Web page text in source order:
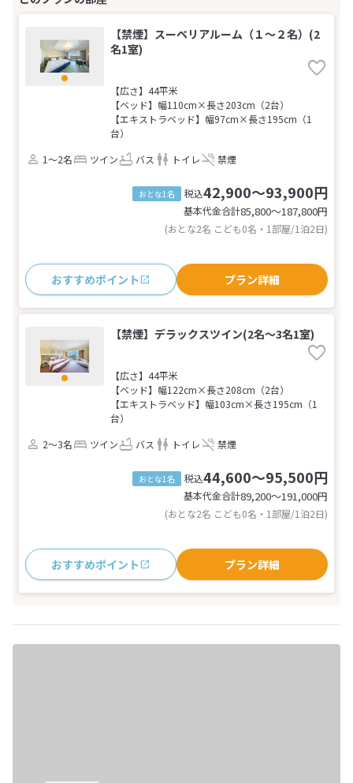
【禁煙】スーペリアルーム（１～２名）(2
名1室)
【広さ】44平米
【ベッド】幅110cm×長さ203cm（2台）
【エキストラベッド】幅97cm×長さ195cm（1
台）
1～2名
ツイン バス トイレ 禁煙
おとな1名 税込42,900～93,900円
基本代金合計85,800〜187,800円
(おとな2名 こども0名・1部屋/1泊2日)
おすすめポイント プラン詳細
【禁煙】デラックスツイン(2名～3名1室)
【広さ】44平米
【ベッド】幅122cm×長さ208cm（2台）
【エキストラベッド】幅103cm×長さ195cm（1
台）
2～3名
ツイン バス トイレ 禁煙
おとな1名 税込44,600～95,500円
基本代金合計89,200〜191,000円
(おとな2名 こども0名・1部屋/1泊2日)
おすすめポイント プラン詳細